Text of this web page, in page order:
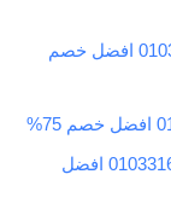
شركة مكافحة حشرات في القطامية 01033162010 افضل خصم
شركة مكافحة حشرات في جمعية عرابي 01033162010 افضل